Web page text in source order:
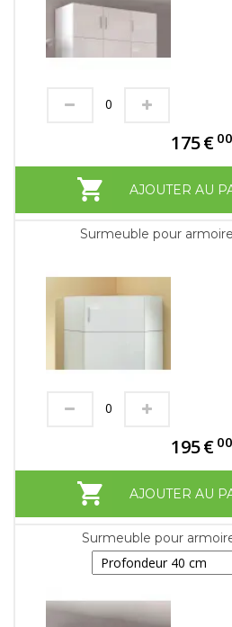
175€ 00
AJOUTER AU
Surmeuble pour
195€ 00
AJOUTER AU
Surmeuble pour